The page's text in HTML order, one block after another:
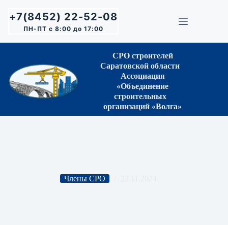
сути+7(8452) 22-52-08
ПН-ПТ с 8:00 до 17:00
СРО строителей
Саратовской области
Ассоциация
«Объединение
строительных
организаций «Волга»
Члены СРО